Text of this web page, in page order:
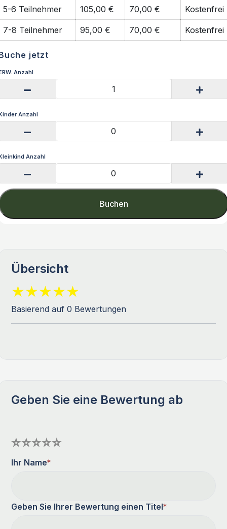
5-6 Teilnehmer 105,00 € 70,00 € Kostenfrei
7-8 Teilnehmer 95,00 € 70,00 € Kostenfrei
jetzt
Anzahl
Anzahl
Anzahl
Buchen
Übersicht
Basierend auf 0 Bewertungen
Geben Sie eine Bewertung ab
*
Ihr Name
*
Geben Sie Ihrer Bewertung einen Titel